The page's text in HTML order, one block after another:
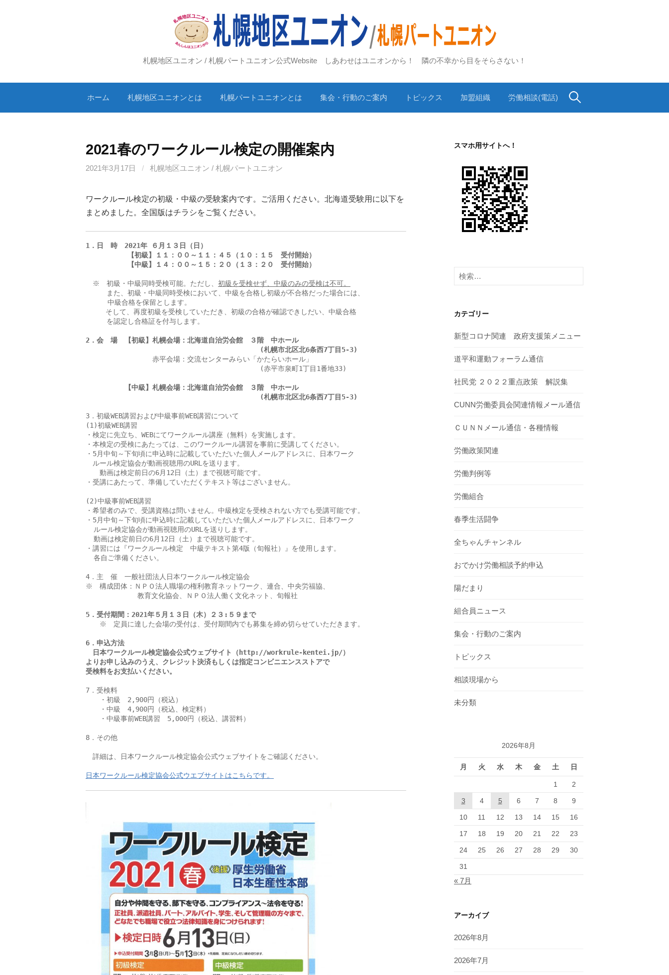
ッ
札幌地区ユニオン / 札幌パートユニオン公式Website しあわせはユニオンから！ 隣の不幸から目をそらさない！
ホーム 札幌地区ユニオンとは 札幌パートユニオンとは 集会・行動のご案内 トピックス 加盟組織 労働相談(電話) 検
2021春のワークルール検定の開催案内
2021年3月17日 / 札幌地区ユニオン / 札幌パートユニオン
ワークルール検定の初級・中級の受験案内です。ご活用ください。北海道受験用に以下を
まとめました。全国版はチラシをご覧ください。
1 ．日　時　2021年 ６月１３日（日）
【初級】１１：００～１１：４５（１０：１５　受付開始）
【中級】１４：００～１５：２０（１３：２０　受付開始）
※　初級・中級同時受検可能。ただし、 初級を受検せず、中級のみの受検は不可。
また、初級・中級同時受検において、中級を合格し初級が不合格だった場合には、
  　　中級合格を保留とします。
     そして、再度初級を受検していただき、初級の合格が確認できしだい、中級合格
を認定し合格証を付与します。
2 ．会　場　【初級】札幌会場：北海道自治労会館　３階　中ホール
(札幌市北区北6条西7丁目5-3)
赤平会場：交流センターみらい「かたらいホール」
(赤平市泉町1丁目1番地33)
【中級】札幌会場：北海道自治労会館　３階　中ホール
(札幌市北区北6条西7丁目5-3)
3．初級WEB講習および中級事前WEB講習について
(1)初級WEB講習
・検定に先立ち、WEBにてワークルール講座（無料）を実施します。
・本検定の受検にあたっては、このワークルール講習を事前に受講してください。
・5月中旬～下旬頃に申込時に記載していただいた個人メールアドレスに、日本ワーク
ルール検定協会が動画視聴用のURLを送ります。
動画は検定前日の6月12日（土）まで視聴可能です。
・受講にあたって、準備していただくテキスト等はございません。
(2)中級事前WEB講習
・希望者のみで、受講資格は問いません。中級検定を受検されない方でも受講可能です。
・5月中旬～下旬頃に申込時に記載していただいた個人メールアドレスに、日本ワーク
  ルール検定協会が動画視聴用のURLを送りします。
  動画は検定前日の6月12日（土）まで視聴可能です。
・講習には『ワークルール検定　中級テキスト第4版（旬報社）』を使用します。
  各自ご準備ください。
4．主　催　一般社団法人日本ワークルール検定協会
※　構成団体：ＮＰＯ法人職場の権利教育ネットワーク、連合、中央労福協、
             教育文化協会、ＮＰＯ法人働く文化ネット、旬報社
5 ．受付期間：2021年５月１３日（木）２３:５９まで
※　定員に達した会場の受付は、受付期間内でも募集を締め切らせていただきます。
6 ．申込方法
日本ワークルール検定協会公式ウェブサイト（http://workrule-kentei.jp/）
より お申し込みのうえ、クレジット決済もしくは指定コンビニエンスストアで
受検料をお支払いください。
7．受検料
・初級　2,900円（税込）
・中級　4,900円（税込、検定料）
・中級事前WEB講習　5,000円（税込、講習料）
8．その他
詳細は、日本ワークルール検定協会公式ウェブサイトをご確認ください。
スマホ用サイトへ！
検
索:
カテゴリー
新型コロナ関連 政府支援策メニュー
道平和運動フォーラム通信
社民党 ２０２２重点政策 解説集
CUNN労働委員会関連情報メール通信
ＣＵＮＮメール通信・各種情報
労働政策関連
労働判例等
労働組合
春季生活闘争
全ちゃんチャンネル
おでかけ労働相談予約申込
陽だまり
組合員ニュース
集会・行動のご案内
トピックス
相談現場から
未分類
2026年8月
月 火 水 木 金 土 日
1 2
3 4 5 6 7 8 9
10 11 12 13 14 15 16
17 18 19 20 21 22 23
24 25 26 27 28 29 30
31
« 7月
アーカイブ
2026年8月
2026年7月